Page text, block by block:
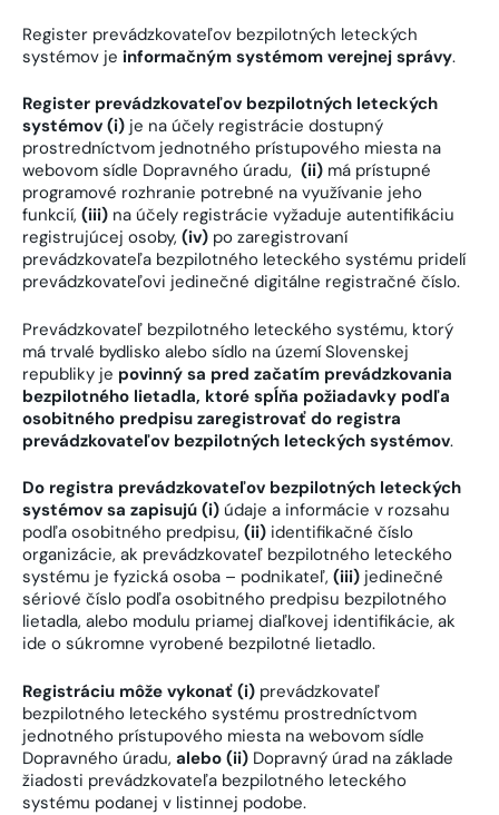
Register prevádzkovateľov bezpilotných leteckých
systémov je informačným systémom verejnej správy.
Register prevádzkovateľov bezpilotných leteckých
systémov (i) je na účely registrácie dostupný
prostredníctvom jednotného prístupového miesta na
webovom sídle Dopravného úradu, (ii) má prístupné
programové rozhranie potrebné na využívanie jeho
funkcií, (iii) na účely registrácie vyžaduje autentifikáciu
registrujúcej osoby, (iv) po zaregistrovaní
prevádzkovateľa bezpilotného leteckého systému pridelí
prevádzkovateľovi jedinečné digitálne registračné číslo.
Prevádzkovateľ bezpilotného leteckého systému, ktorý
má trvalé bydlisko alebo sídlo na území Slovenskej
republiky je povinný sa pred začatím prevádzkovania
bezpilotného lietadla, ktoré spĺňa požiadavky podľa
osobitného predpisu zaregistrovať do registra
prevádzkovateľov bezpilotných leteckých systémov.
Do registra prevádzkovateľov bezpilotných leteckých
systémov sa zapisujú (i) údaje a informácie v rozsahu
podľa osobitného predpisu, (ii) identifikačné číslo
organizácie, ak prevádzkovateľ bezpilotného leteckého
systému je fyzická osoba – podnikateľ, (iii) jedinečné
sériové číslo podľa osobitného predpisu bezpilotného
lietadla, alebo modulu priamej diaľkovej identifikácie, ak
ide o súkromne vyrobené bezpilotné lietadlo.
Registráciu môže vykonať (i) prevádzkovateľ
bezpilotného leteckého systému prostredníctvom
jednotného prístupového miesta na webovom sídle
Dopravného úradu, alebo (ii) Dopravný úrad na základe
žiadosti prevádzkovateľa bezpilotného leteckého
systému podanej v listinnej podobe.